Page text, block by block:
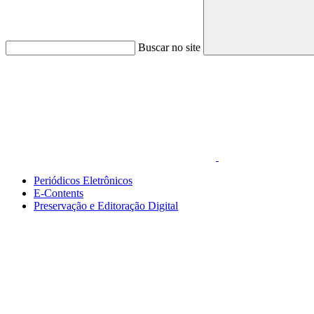
Buscar no site
Periódicos Eletrônicos
E-Contents
Preservação e Editoração Digital